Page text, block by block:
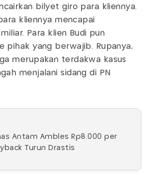
bilyet giro para kliennya.
kliennya mencapai
miliar. Para klien Budi pun
pihak yang berwajib. Rupanya,
merupakan terdakwa kasus
menjalani sidang di PN
Antam Ambles Rp8.000 per
Turun Drastis